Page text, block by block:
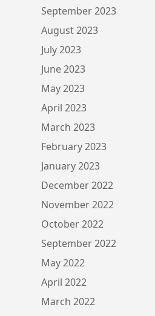
September 2023
August 2023
July 2023
June 2023
May 2023
April 2023
March 2023
February 2023
January 2023
December 2022
November 2022
October 2022
September 2022
May 2022
April 2022
March 2022